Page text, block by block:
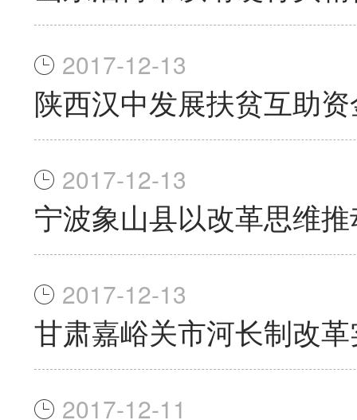
2017-12-13
陕西汉中发展扶贫互助
2017-12-13
宁波象山县以改革思维
2017-12-13
甘肃嘉峪关市河长制改
2017-12-11